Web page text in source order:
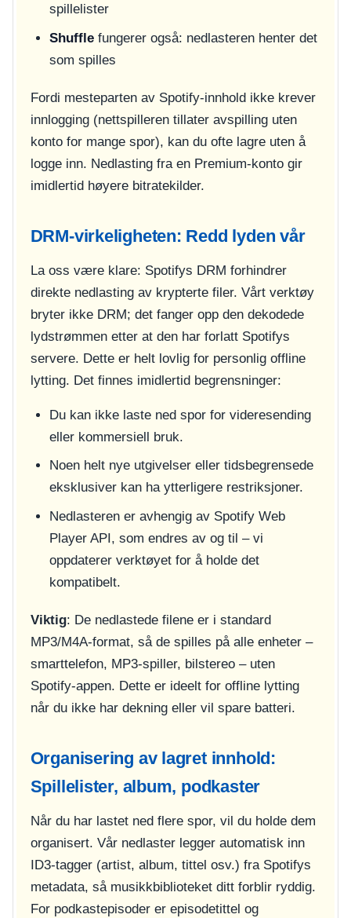
spillelister
Shufflefungerer også: nedlasteren henter det
som spilles
Fordi mesteparten av Spotify-innhold ikke krever
innlogging (nettspilleren tillater avspilling uten
konto for mange spor), kan du ofte lagre uten å
logge inn. Nedlasting fra en Premium-konto gir
imidlertid høyere bitratekilder.
DRM-virkeligheten: Redd lyden vår
La oss være klare: Spotifys DRM forhindrer
direkte nedlasting av krypterte filer. Vårt verktøy
bryter ikke DRM; det fanger opp den dekodede
lydstrømmen etter at den har forlatt Spotifys
servere. Dette er helt lovlig for personlig offline
lytting. Det finnes imidlertid begrensninger:
Du kan ikke laste ned spor for videresending
eller kommersiell bruk.
Noen helt nye utgivelser eller tidsbegrensede
eksklusiver kan ha ytterligere restriksjoner.
Nedlasteren er avhengig av Spotify Web
Player API, som endres av og til – vi
oppdaterer verktøyet for å holde det
kompatibelt.
Viktig: De nedlastede filene er i standard
MP3/M4A-format, så de spilles på alle enheter –
smarttelefon, MP3-spiller, bilstereo – uten
Spotify-appen. Dette er ideelt for offline lytting
når du ikke har dekning eller vil spare batteri.
Organisering av lagret innhold:
Spillelister, album, podkaster
Når du har lastet ned flere spor, vil du holde dem
organisert. Vår nedlaster legger automatisk inn
ID3-tagger (artist, album, tittel osv.) fra Spotifys
metadata, så musikkbiblioteket ditt forblir ryddig.
For podkastepisoder er episodetittel og